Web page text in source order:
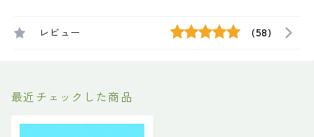
レビュー (58)
最近チェックした商品